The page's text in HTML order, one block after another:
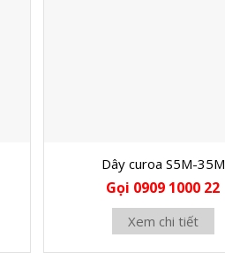
Dây curoa S5M-35M
Gọi 0909 1000 22
Xem chi tiết